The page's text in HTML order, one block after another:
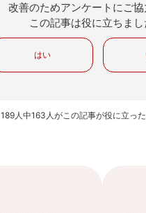
改善のためアンケートにご
この記事は役に立ちまし
はい
189人中163人がこの記事が役に立っ